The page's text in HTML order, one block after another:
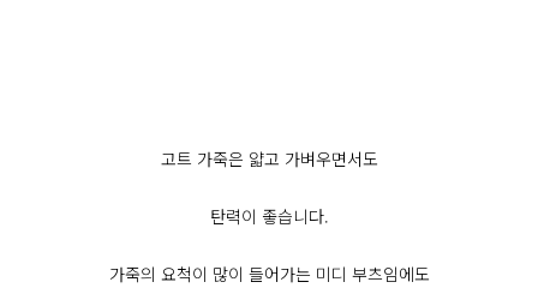
고트 가죽은 얇고 가벼우면서도
탄력이 좋습니다.
가죽의 요척이 많이 들어가는 미디 부츠임에도